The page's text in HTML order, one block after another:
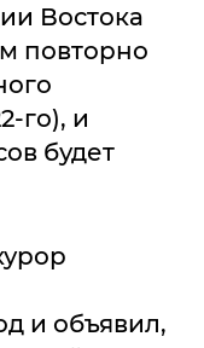
Востока
повторно
го), и
будет
и объявил,